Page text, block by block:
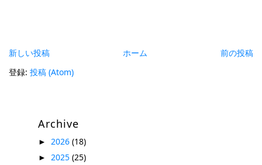
新しい投稿 前の投稿
ホーム
登録: 投稿 (Atom)
Archive
► 2026 (18)
► 2025 (25)